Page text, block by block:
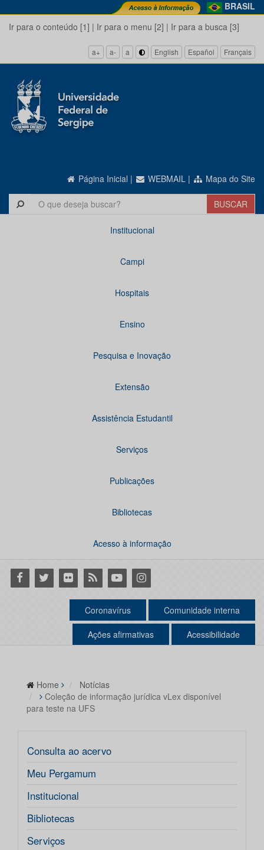
BRASIL
Ir para o conteúdo [1] | Ir para o menu [2] | Ir para a busca [3]
a+ a- a English Español Français
Página Inicial | WEBMAIL | Mapa do Site
Institucional
Campi
Hospitais
Ensino
Pesquisa e Inovação
Extensão
Assistência Estudantil
Serviços
Publicações
Bibliotecas
Acesso à informação
Facebook
Twitter Flickr RSS YoutubeInstagram
Coronavírus Comunidade interna
Ações afirmativas Acessibilidade
Home
Notícias
Coleção de informação jurídica vLex disponível
para teste na UFS
Consulta ao acervo
Meu Pergamum
Institucional
Bibliotecas
Serviços